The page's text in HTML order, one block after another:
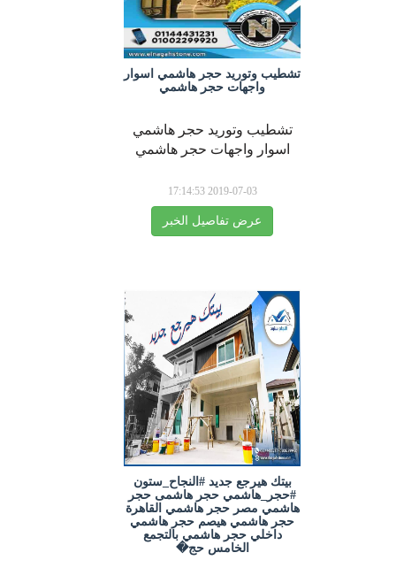
تشطيب وتوريد حجر هاشمي اسوار
واجهات حجر هاشمي
تشطيب وتوريد حجر هاشمي
اسوار واجهات حجر هاشمي
2019-07-03 17:14:53
عرض تفاصيل الخبر
بيتك هيرجع جديد #النجاح_ستون
#حجر_هاشمي حجر هاشمى حجر
هاشمي مصر حجر هاشمي القاهرة
حجر هاشمي هيصم حجر هاشمي
داخلي حجر هاشمي بالتجمع
الخامس حج�